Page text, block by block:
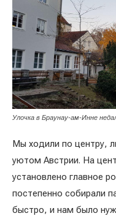
Улочка в Браунау-ам-Инне
Мы ходили по центру,
уютом Австрии. На
установлено главное
постепенно собирали
быстро, и нам было